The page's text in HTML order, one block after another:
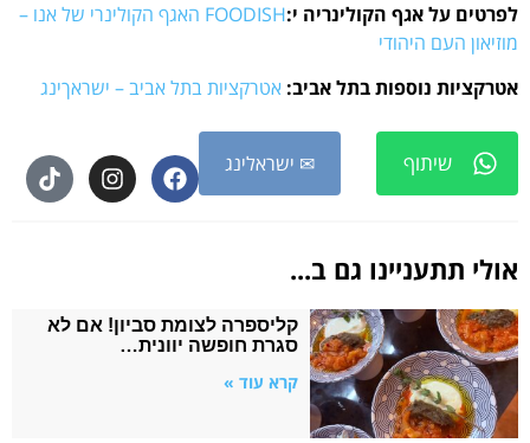
לפרטים על אגף הקולינריה י:
FOODISH האגף הקולינרי של אנו –
מוזיאון העם היהודי
אטרקציות נוספות בתל אביב: אטרקציות בתל אביב – ישראךינג
שיתוף ✉ ישראלינג
אולי תתעניינו גם ב...
קליספרה לצומת סביון! אם לא
סגרת חופשה יוונית…
קרא עוד »